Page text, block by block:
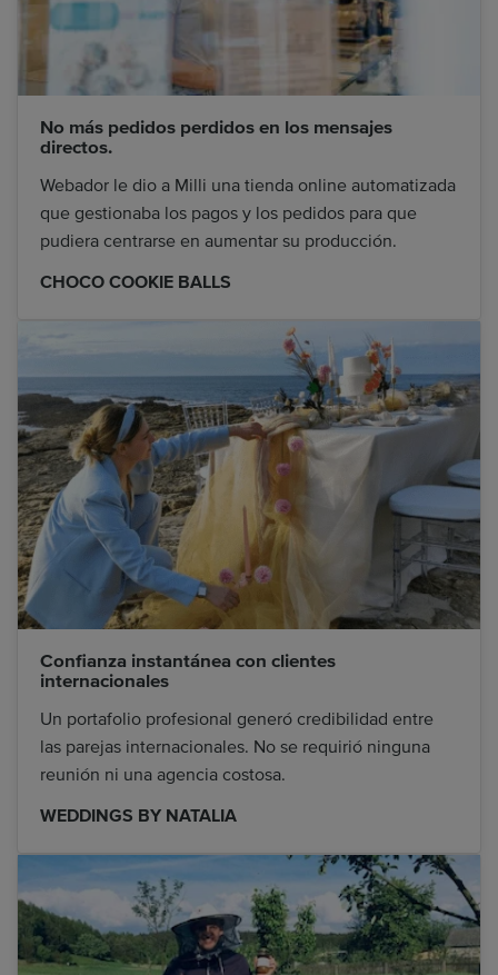
No más pedidos perdidos en los mensajes
directos.
Webador le dio a Milli una tienda online automatizada
que gestionaba los pagos y los pedidos para que
pudiera centrarse en aumentar su producción.
CHOCO COOKIE BALLS
Confianza instantánea con clientes
internacionales
Un portafolio profesional generó credibilidad entre
las parejas internacionales. No se requirió ninguna
reunión ni una agencia costosa.
WEDDINGS BY NATALIA